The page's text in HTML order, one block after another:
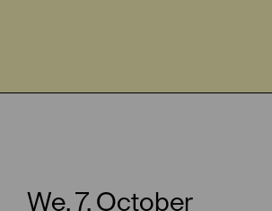
We, 7. October